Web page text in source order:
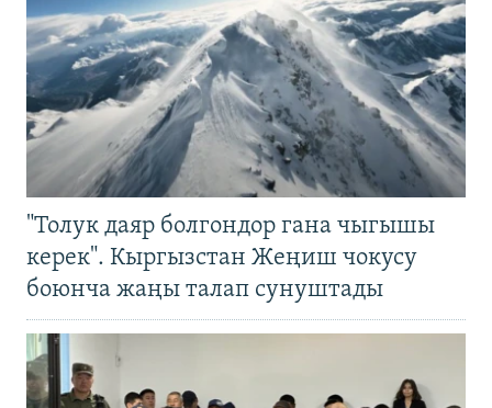
"Толук даяр болгондор гана чыгышы
керек". Кыргызстан Жеңиш чокусу
боюнча жаңы талап сунуштады